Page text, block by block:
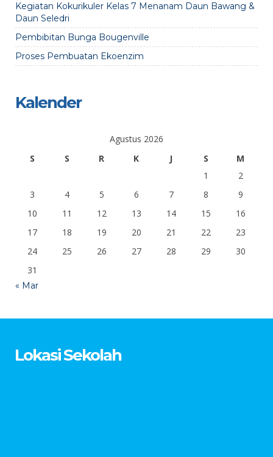
Kegiatan Kokurikuler Kelas 7 Menanam Daun Bawang &
Daun Seledri
Pembibitan Bunga Bougenville
Proses Pembuatan Ekoenzim
Kalender
Agustus 2026
S
S R K J S
M
1
2
3
4 5 6 7 8
9
10
11 12 13 14 15
16
17
18 19 20 21 22
23
24
25 26 27 28 29
30
31
« Mar
Lokasi Sekolah